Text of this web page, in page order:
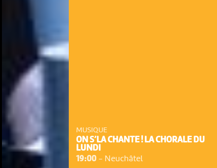
MUSIQUE
ON S’LA CHANTE ! LA CHORALE DU
LUNDI
19:00- Neuchâtel